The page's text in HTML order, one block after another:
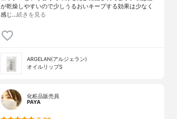
が乾燥しやすいので少しうるおいキープする効果は少なく
感じ…続きを見る
ARGELAN(アルジェラン)
オイルリップS
化粧品販売員
PAYA